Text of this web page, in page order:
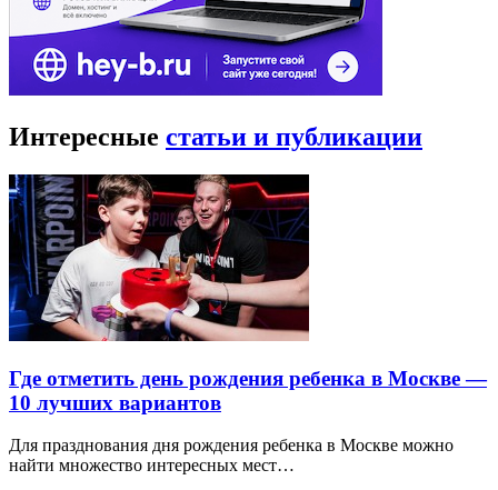
Интересные статьи и публикации
Где отметить день рождения ребенка в Москве —
10 лучших вариантов
Для празднования дня рождения ребенка в Москве можно
найти множество интересных мест…